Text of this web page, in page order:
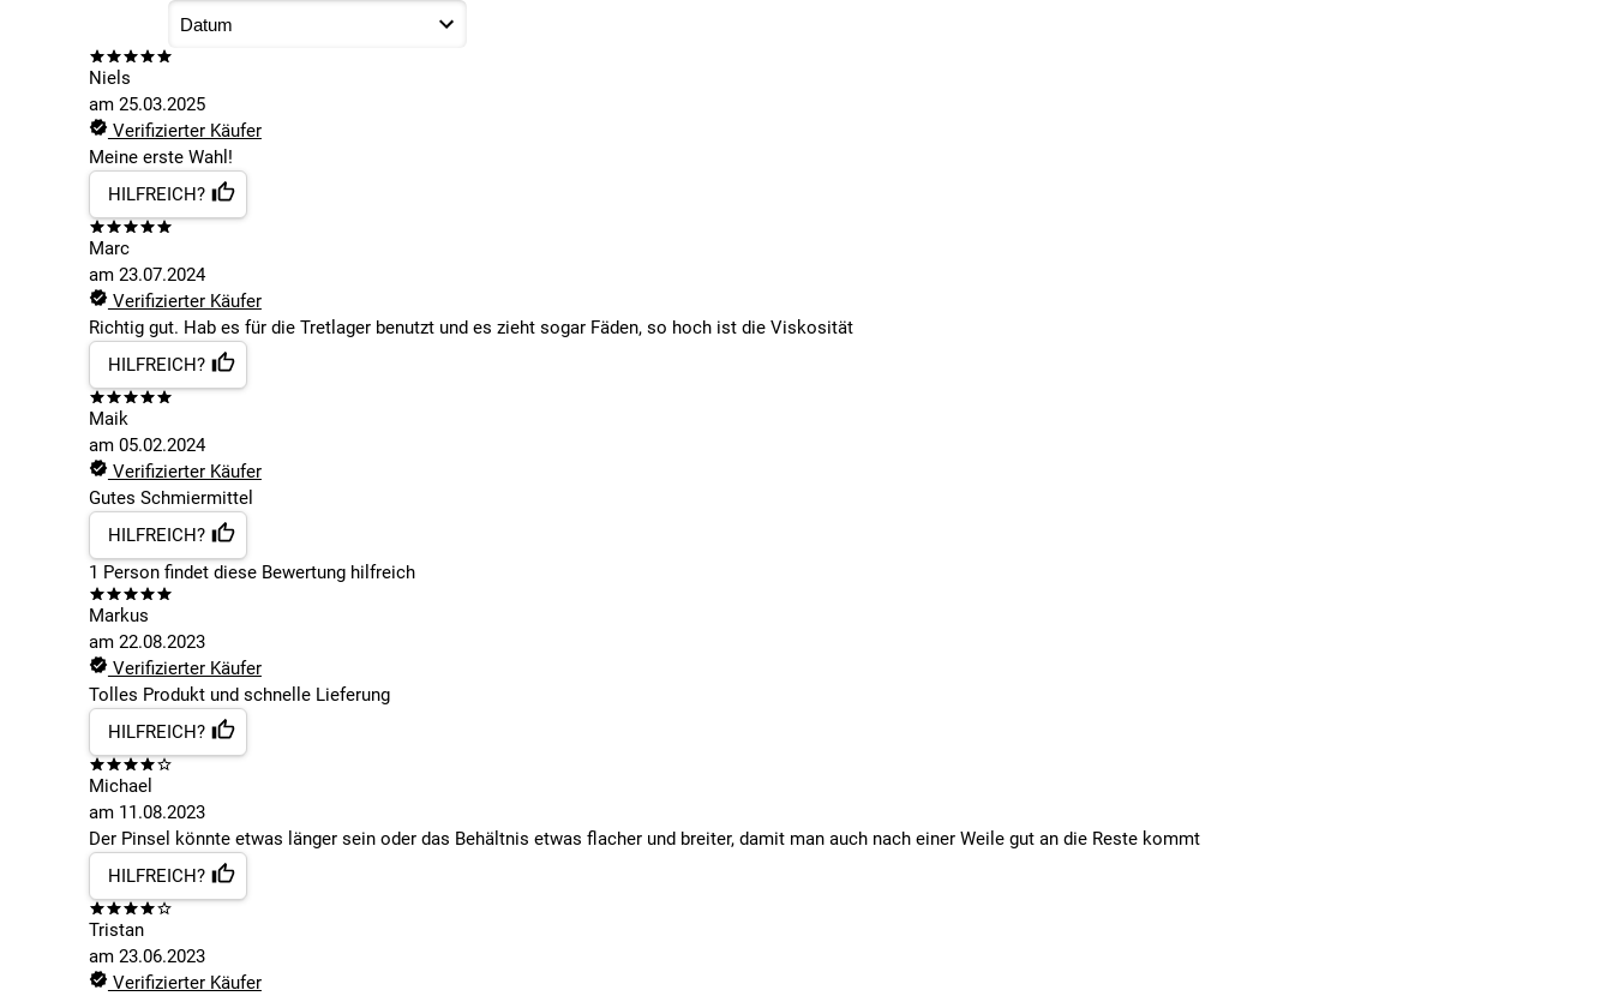
Niels
am 25.03.2025
Verifizierter Käufer
Meine erste Wahl!
HILFREICH?
Marc
am 23.07.2024
Verifizierter Käufer
Richtig gut. Hab es für die Tretlager benutzt und es zieht sogar Fäden, so hoch ist die Viskosität
HILFREICH?
Maik
am 05.02.2024
Verifizierter Käufer
Gutes Schmiermittel
HILFREICH?
1 Person findetdiese Bewertung hilfreich
Markus
am 22.08.2023
Verifizierter Käufer
Tolles Produkt und schnelle Lieferung
HILFREICH?
Michael
am 11.08.2023
Der Pinsel könnte etwas länger sein oder das Behältnis etwas flacher und breiter, damit man auch nach einer Weile gut an die Reste kommt
HILFREICH?
Tristan
am 23.06.2023
Verifizierter Käufer